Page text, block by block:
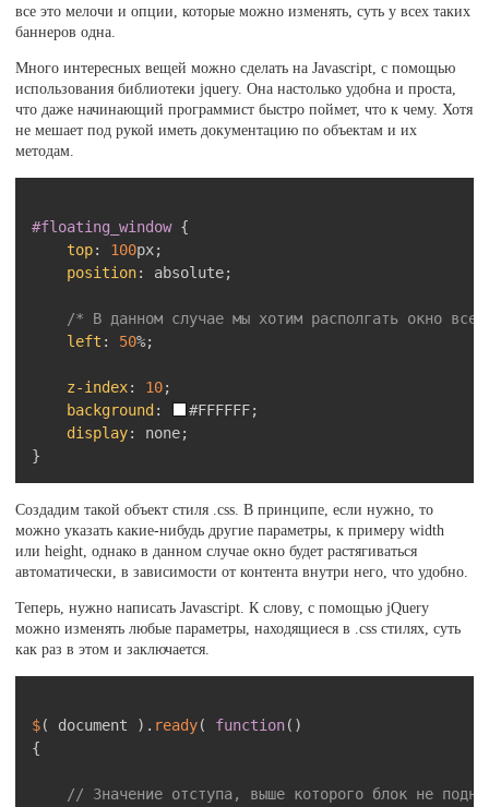
все это мелочи и опции, которые можно изменять, суть у всех таких
баннеров одна.
Много интересных вещей можно сделать на Javascript, с помощью
использования библиотеки jquery. Она настолько удобна и проста,
что даже начинающий программист быстро поймет, что к чему. Хотя
не мешает под рукой иметь документацию по объектам и их
методам.
#floating_window {
top: 100px;
position: absolute;
/* В данном случае мы хотим располгать окно
left : 50%;
z-index: 10;
background : #FFFFFF;
display: none;
}
Создадим такой объект стиля .css. В принципе, если нужно, то
можно указать какие-нибудь другие параметры, к примеру width
или height, однако в данном случае окно будет растягиваться
автоматически, в зависимости от контента внутри него, что удобно.
Теперь, нужно написать Javascript. К слову, с помощью jQuery
можно изменять любые параметры, находящиеся в .css стилях, суть
как раз в этом и заключается.
$( document ) . ready( function( )
{
// Значение отступа, выше которого блок не